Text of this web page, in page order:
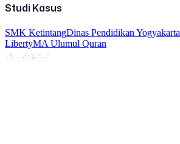
Studi Kasus
SMK KetintangDinas Pendidikan Yogyakarta
LibertyMA Ulumul Quran
v cloudpoint